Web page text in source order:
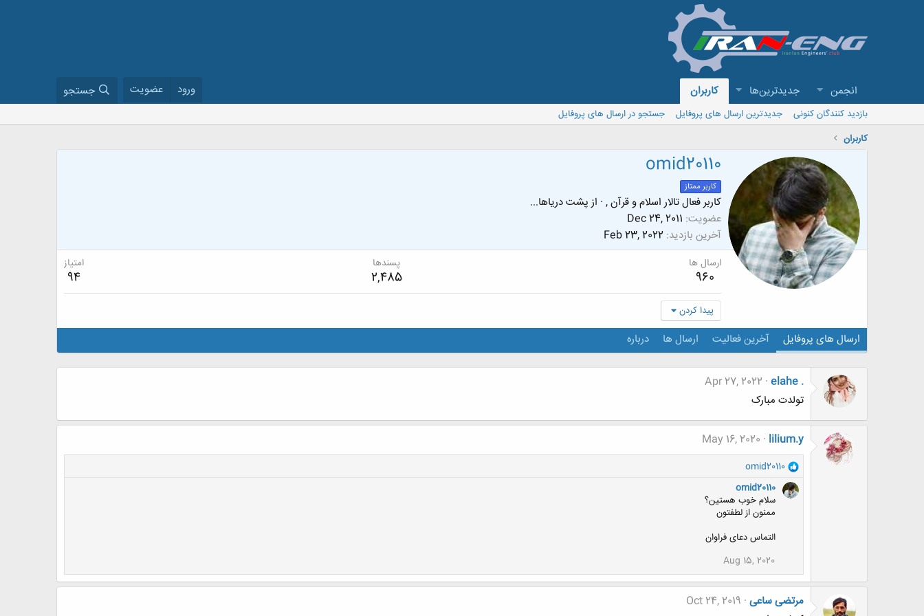
انجمن جدیدترین‌ها کاربران ورود عضویت جستجو
بازدید کنندگان کنونی جدیدترین ارسال های پروفایل
جستجو در ارسال های پروفایل
کاربران
omid20110
کاربر ممتاز
کاربر فعال تالار اسلام و قرآن , · از پشت دریاها...
عضویت Dec 24, 2011
آخرین بازدید Feb 23, 2022
ارسال ها
960
پسندها
2,485
امتیاز
94
پیدا کردن
ارسال های پروفایل آخرین فعالیت ارسال ها درباره
elahe .
Apr 27, 2022
تولدت مبارک
lilium.y
May 16, 2020
و
ک
omid20110
omid20110
سلام خوب هستین؟
ممنون از لطفتون
التماس دعای فراوان
Aug 15, 2020
مرتضی ساعی Oct 24, 2019